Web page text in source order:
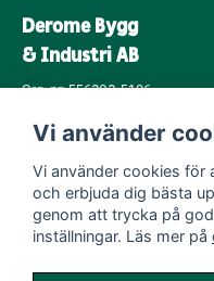
Derome Bygg
& Industri AB
Org. nr: 556202-5196
43248 Varberg
Kontakta oss
Mail:
byggoutlet@support.derome.se
Vi använder
Vi använder cookies för
och erbjuda dig bästa
genom att trycka på
inställningar. Läs mer på